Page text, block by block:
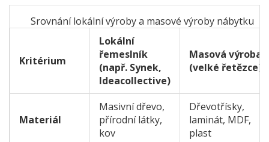
Srovnání lokální výroby a masové výroby nábytku
Kritérium
Lokální
řemeslník
(např. Synek,
Ideacollective)
Masová výroba
(velké řetězce)
Materiál
Masivní dřevo,
přírodní látky,
kov
Dřevotřísky,
laminát, MDF,
plast